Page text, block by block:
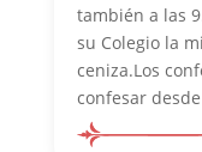
también a las
su Colegio la
ceniza.Los
confesar